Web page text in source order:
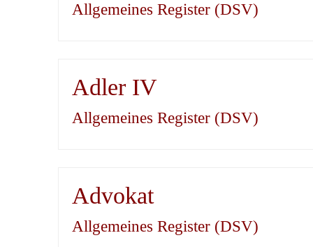
Allgemeines Register (DSV)
Adler IV
Allgemeines Register (DSV)
Advokat
Allgemeines Register (DSV)